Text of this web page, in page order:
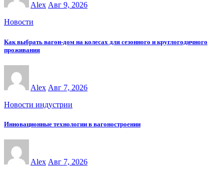
Alex Авг 9, 2026
Новости
Как выбрать вагон-дом на колесах для сезонного и круглогодичного
проживания
Alex Авг 7, 2026
Новости индустрии
Инновационные технологии в вагоностроении
Alex Авг 7, 2026